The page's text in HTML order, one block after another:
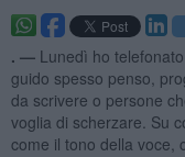
. — Lunedì ho
guido spesso penso,
da scrivere o persone
voglia di scherzare. Su
come il tono della voce,